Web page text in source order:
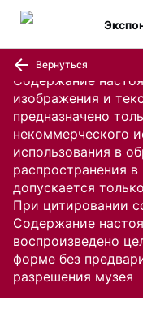
Содержание
изображения и
предназначено
некоммерческого
использования в
распространения
допускается
При цитировании
Содержание
воспроизведено
форме без
разрешения музея
Вернуться